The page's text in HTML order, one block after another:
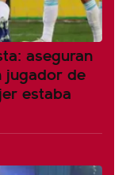
aseguran
jugador de
estaba